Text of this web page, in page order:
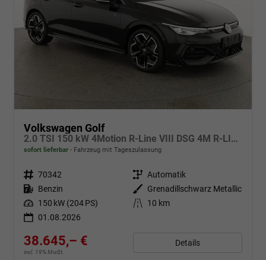
Volkswagen Golf
2.0 TSI 150 kW 4Motion R-Line VIII DSG 4M R-LINE, LED-Plus, 18-Zoll, Side, Kamera, Winter, 3 J.-Garantie
sofort lieferbar Fahrzeug mit Tageszulassung
Fahrzeugnr. 70342 Getriebe Automatik
Kraftstoff Benzin Außenfarbe
Grenadillschwarz Metallic
Leistung 150 kW (204 PS) Kilometerstand
10 km
01.08.2026
38.645,– €
incl. 19% MwSt.
Details